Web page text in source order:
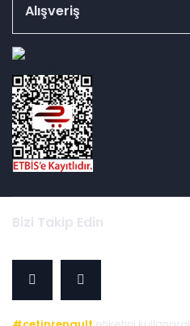
Alışveriş
Bizi Takip Edin